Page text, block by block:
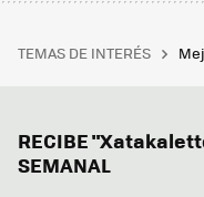
TEMAS DE INTERÉS
RECIBE
SEMANAL